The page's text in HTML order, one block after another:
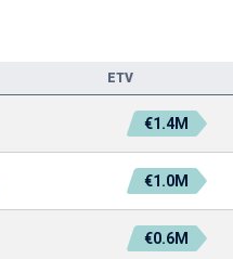
ETV
€1.4M
€1.0M
€0.6M